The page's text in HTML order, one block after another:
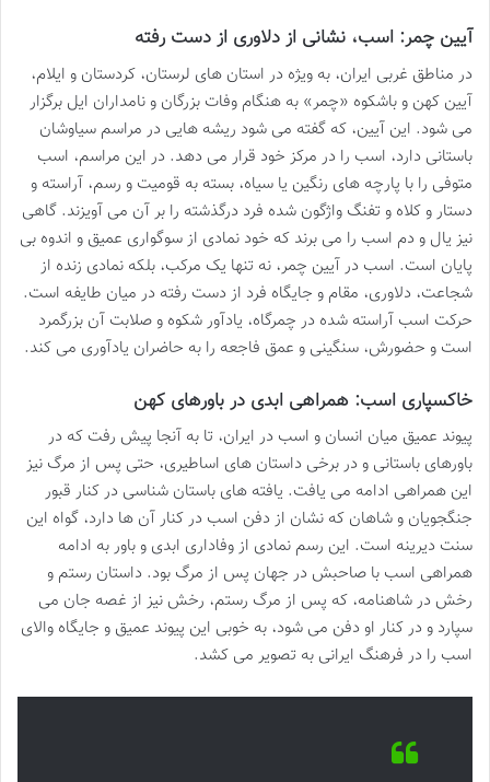
آیین چمر: اسب، نشانی از دلاوری از دست رفته
در مناطق غربی ایران، به ویژه در استان های لرستان، کردستان و ایلام،
آیین کهن و باشکوه «چمر» به هنگام وفات بزرگان و نامداران ایل برگزار
می شود. این آیین، که گفته می شود ریشه هایی در مراسم سیاوشان
باستانی دارد، اسب را در مرکز خود قرار می دهد. در این مراسم، اسب
متوفی را با پارچه های رنگین یا سیاه، بسته به قومیت و رسم، آراسته و
دستار و کلاه و تفنگ واژگون شده فرد درگذشته را بر آن می آویزند. گاهی
نیز یال و دم اسب را می برند که خود نمادی از سوگواری عمیق و اندوه بی
پایان است. اسب در آیین چمر، نه تنها یک مرکب، بلکه نمادی زنده از
شجاعت، دلاوری، مقام و جایگاه فرد از دست رفته در میان طایفه است.
حرکت اسب آراسته شده در چمرگاه، یادآور شکوه و صلابت آن بزرگمرد
است و حضورش، سنگینی و عمق فاجعه را به حاضران یادآوری می کند.
خاکسپاری اسب: همراهی ابدی در باورهای کهن
پیوند عمیق میان انسان و اسب در ایران، تا به آنجا پیش رفت که در
باورهای باستانی و در برخی داستان های اساطیری، حتی پس از مرگ نیز
این همراهی ادامه می یافت. یافته های باستان شناسی در کنار قبور
جنگجویان و شاهان که نشان از دفن اسب در کنار آن ها دارد، گواه این
سنت دیرینه است. این رسم نمادی از وفاداری ابدی و باور به ادامه
همراهی اسب با صاحبش در جهان پس از مرگ بود. داستان رستم و
رخش در شاهنامه، که پس از مرگ رستم، رخش نیز از غصه جان می
سپارد و در کنار او دفن می شود، به خوبی این پیوند عمیق و جایگاه والای
اسب را در فرهنگ ایرانی به تصویر می کشد.